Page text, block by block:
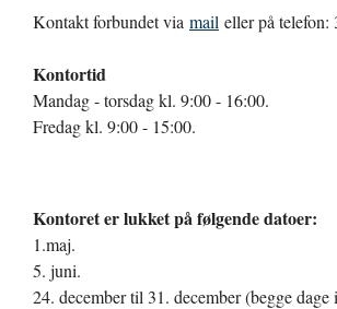
Kontakt forbundet via mail eller på telefon:
Kontortid
Mandag - torsdag kl. 9:00 - 16:00.
Fredag kl. 9:00 - 15:00.
Kontoret er lukket på følgende datoer:
1.maj.
5. juni.
24. december til 31. december (begge dage